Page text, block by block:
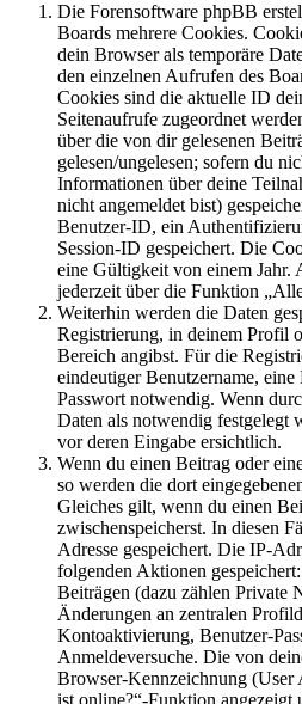
Die Forensoftware phpBB
Boards mehrere Cookies.
dein Browser als temporäre
den einzelnen Aufrufen des
Cookies sind die aktuelle ID
Seitenaufrufe zugeordnet
über die von dir gelesenen
gelesen/ungelesen; sofern du
Informationen über deine
nicht angemeldet bist)
Benutzer-ID, ein
Session-ID gespeichert. Die
eine Gültigkeit von einem Jahr.
jederzeit über die Funktion
Weiterhin werden die Daten
Registrierung, in deinem Profil
Bereich angibst. Für die
eindeutiger Benutzername,
Passwort notwendig. Wenn
Daten als notwendig festgelegt
vor deren Eingabe ersichtlich.
Wenn du einen Beitrag oder
so werden die dort
Gleiches gilt, wenn du einen
zwischenspeicherst. In diesen
Adresse gespeichert. Die IP-
folgenden Aktionen
Beiträgen (dazu zählen Private
Änderungen an zentralen
Kontoaktivierung, Benutzer-
Anmeldeversuche. Die von
Browser-Kennzeichnung